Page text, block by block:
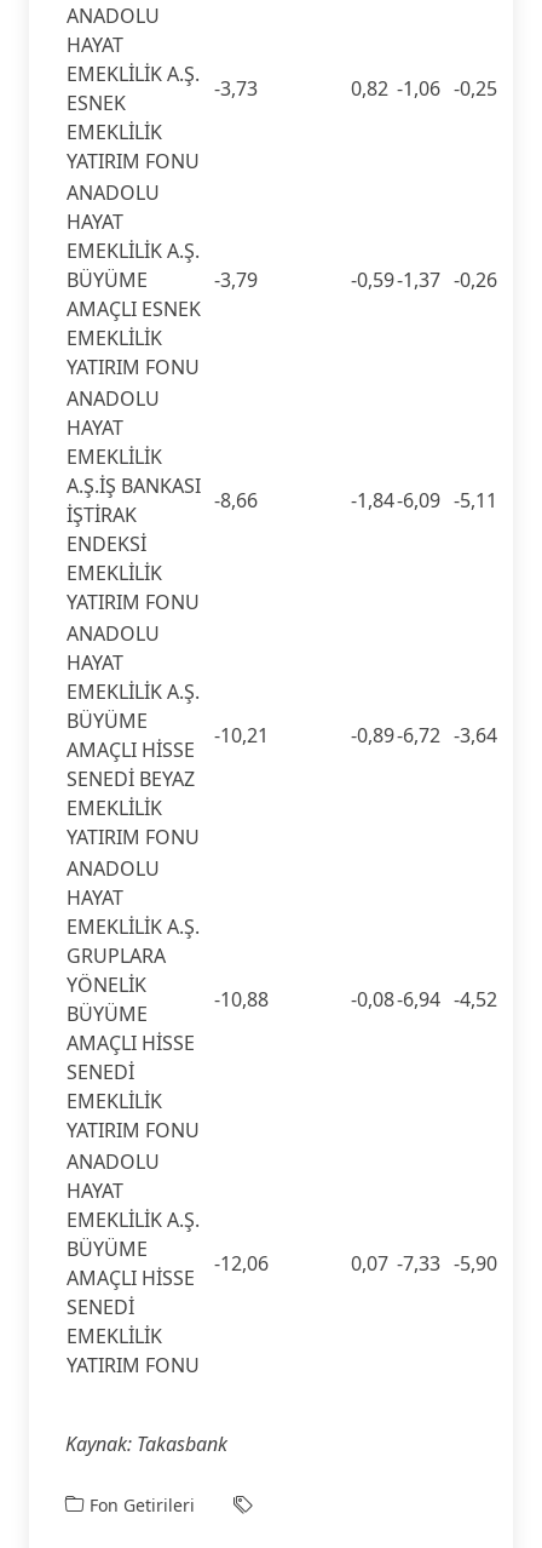
ANADOLU
HAYAT
EMEKLİLİK A.Ş.
ESNEK
EMEKLİLİK
YATIRIM FONU
-3,73 0,82 -1,06 -0,25
ANADOLU
HAYAT
EMEKLİLİK A.Ş.
BÜYÜME
AMAÇLI ESNEK
EMEKLİLİK
YATIRIM FONU
-3,79 -0,59-1,37 -0,26
ANADOLU
HAYAT
EMEKLİLİK
A.Ş.İŞ BANKASI
İŞTİRAK
ENDEKSİ
EMEKLİLİK
YATIRIM FONU
-8,66 -1,84-6,09 -5,11
ANADOLU
HAYAT
EMEKLİLİK A.Ş.
BÜYÜME
AMAÇLI HİSSE
SENEDİ BEYAZ
EMEKLİLİK
YATIRIM FONU
-10,21 -0,89-6,72 -3,64
ANADOLU
HAYAT
EMEKLİLİK A.Ş.
GRUPLARA
YÖNELİK
BÜYÜME
AMAÇLI HİSSE
SENEDİ
EMEKLİLİK
YATIRIM FONU
-10,88 -0,08-6,94 -4,52
ANADOLU
HAYAT
EMEKLİLİK A.Ş.
BÜYÜME
AMAÇLI HİSSE
SENEDİ
EMEKLİLİK
YATIRIM FONU
-12,06 0,07 -7,33 -5,90
Kaynak: Takasbank
Fon Getirileri